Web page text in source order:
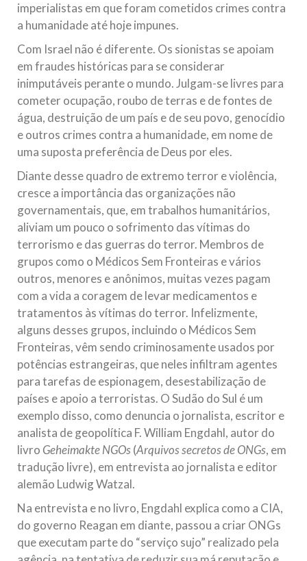
imperialistas em que foram cometidos crimes contra
a humanidade até hoje impunes.
Com Israel não é diferente. Os sionistas se apoiam
em fraudes históricas para se considerar
inimputáveis perante o mundo. Julgam-se livres para
cometer ocupação, roubo de terras e de fontes de
água, destruição de um país e de seu povo, genocídio
e outros crimes contra a humanidade, em nome de
uma suposta preferência de Deus por eles.
Diante desse quadro de extremo terror e violência,
cresce a importância das organizações não
governamentais, que, em trabalhos humanitários,
aliviam um pouco o sofrimento das vítimas do
terrorismo e das guerras do terror. Membros de
grupos como o Médicos Sem Fronteiras e vários
outros, menores e anônimos, muitas vezes pagam
com a vida a coragem de levar medicamentos e
tratamentos às vítimas do terror. Infelizmente,
alguns desses grupos, incluindo o Médicos Sem
Fronteiras, vêm sendo criminosamente usados por
potências estrangeiras, que neles infiltram agentes
para tarefas de espionagem, desestabilização de
países e apoio a terroristas. O Sudão do Sul é um
exemplo disso, como denuncia o jornalista, escritor e
analista de geopolítica F. William Engdahl, autor do
livro Geheimakte NGOs(Arquivos secretos de ONGs, em
tradução livre), em entrevista ao jornalista e editor
alemão Ludwig Watzal.
Na entrevista e no livro, Engdahl explica como a CIA,
do governo Reagan em diante, passou a criar ONGs
que executam parte do “serviço sujo” realizado pela